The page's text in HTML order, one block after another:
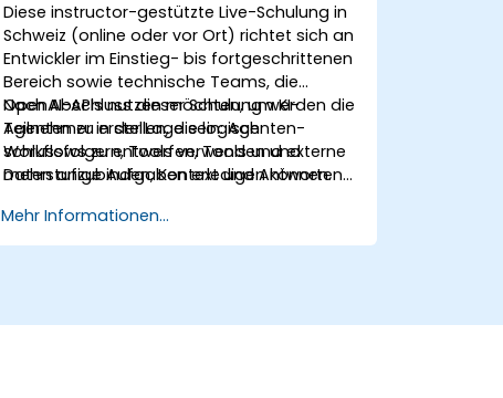
Diese instructor-gestützte Live-Schulung in
Schweiz (online oder vor Ort) richtet sich an
Entwickler im Einstieg- bis fortgeschrittenen
Bereich sowie technische Teams, die
OpenAI-APIs nutzen möchten, um KI-
Agenten zu erstellen, die logisch
schlussfolgern, Tools verwenden und
mehrstufige Aufgaben erledigen können.
Nach Abschluss dieser Schulung werden die
Teilnehmer in der Lage sein: Agenten-
Workflows zu entwerfen, Tools und externe
Daten anzubinden, Kontext und Antworten
Geschäftsanwendungen zu testen.
Mehr Informationen...